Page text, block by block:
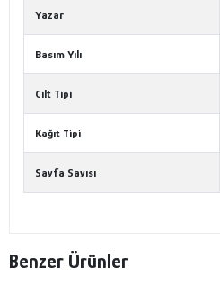
Yazar
Basım Yılı
Cilt Tipi
Kağıt Tipi
Sayfa Sayısı
Benzer Ürünler